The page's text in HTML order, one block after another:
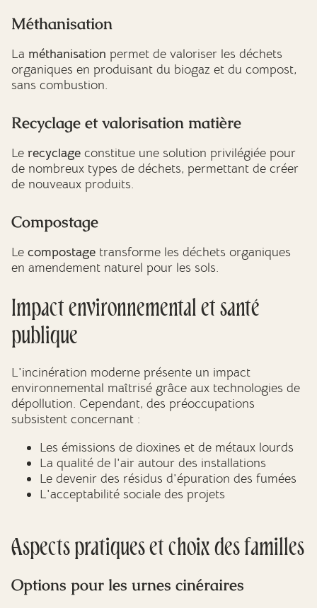
Méthanisation
La méthanisation permet de valoriser les déchets
organiques en produisant du biogaz et du compost,
sans combustion.
Recyclage et valorisation matière
Le recyclage constitue une solution privilégiée pour
de nombreux types de déchets, permettant de créer
de nouveaux produits.
Compostage
Le compostage transforme les déchets organiques
en amendement naturel pour les sols.
Impact environnemental et santé
publique
L'incinération moderne présente un impact
environnemental maîtrisé grâce aux technologies de
dépollution. Cependant, des préoccupations
subsistent concernant :
Les émissions de dioxines et de métaux lourds
La qualité de l'air autour des installations
Le devenir des résidus d'épuration des fumées
L'acceptabilité sociale des projets
Aspects pratiques et choix des familles
Options pour les urnes cinéraires